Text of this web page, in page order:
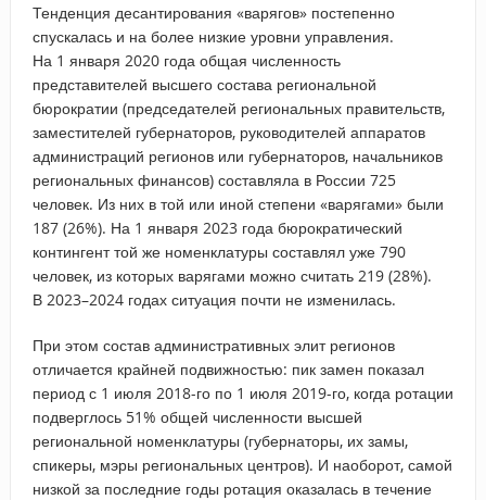
Тенденция десантирования «варягов» постепенно
спускалась и на более низкие уровни управления.
На 1 января 2020 года общая численность
представителей высшего состава региональной
бюрократии (председателей региональных правительств,
заместителей губернаторов, руководителей аппаратов
администраций регионов или губернаторов, начальников
региональных финансов) составляла в России 725
человек. Из них в той или иной степени «варягами» были
187 (26%). На 1 января 2023 года бюрократический
контингент той же номенклатуры составлял уже 790
человек, из которых варягами можно считать 219 (28%).
В 2023–2024 годах ситуация почти не изменилась.
При этом состав административных элит регионов
отличается крайней подвижностью: пик замен показал
период с 1 июля 2018-го по 1 июля 2019-го, когда ротации
подверглось 51% общей численности высшей
региональной номенклатуры (губернаторы, их замы,
спикеры, мэры региональных центров). И наоборот, самой
низкой за последние годы ротация оказалась в течение